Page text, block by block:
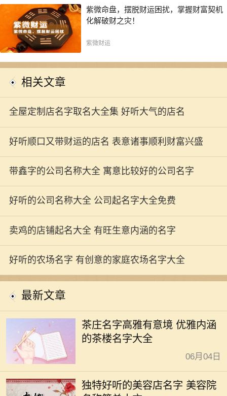
紫微命盘，摆脱财运困扰，掌握财富契机
化解破财之灾！
紫微财运
相关文章
全屋定制店名字取名大全集 好听大气的店名
好听顺口又带财运的店名 表意诸事顺利财富兴盛
带鑫字的公司名称大全 寓意比较好的公司名字
好听的公司名称大全 公司起名字大全免费
卖鸡的店铺起名大全 有旺生意内涵的名字
好听的农场名字 有创意的家庭农场名字大全
最新文章
茶庄名字高雅有意境 优雅内涵
的茶楼名字大全
06月04日
独特好听的美容店名字 美容院